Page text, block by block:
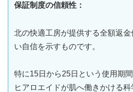
保証制度の信頼性：
北の快適工房が提供する全額返
い自信を示すものです。
特に15日から25日という使用期
ヒアロエイドが肌へ働きかける